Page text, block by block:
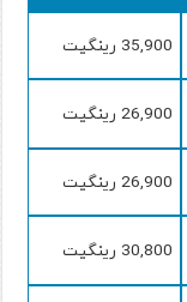
35,900 رینگیت
26,900 رینگیت
26,900 رینگیت
30,800 رینگیت